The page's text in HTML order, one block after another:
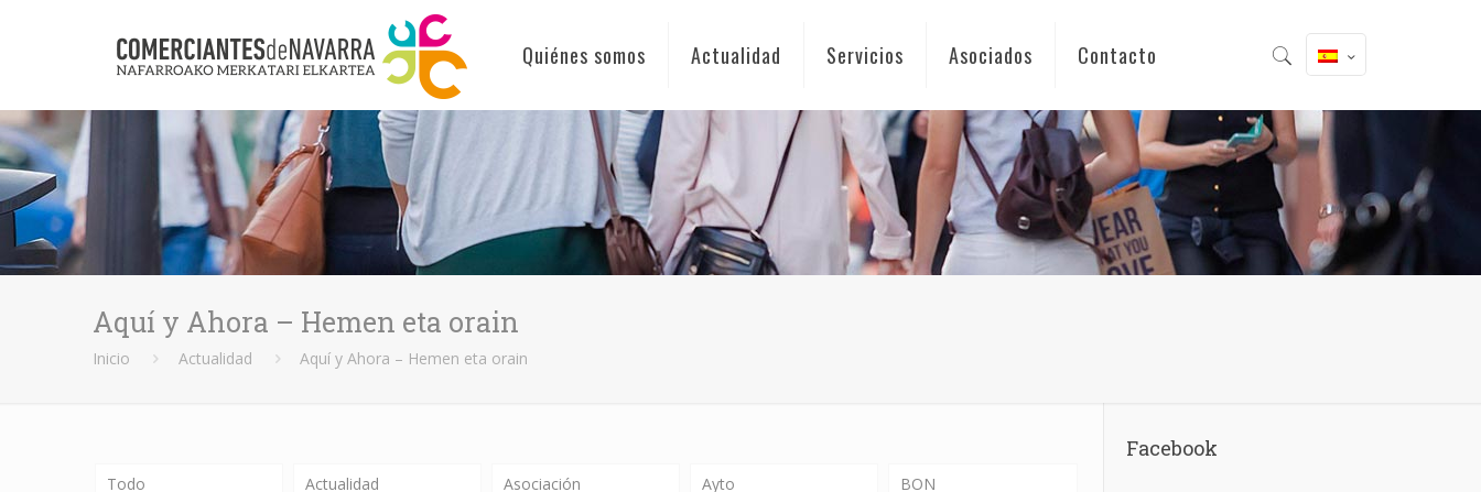
Quiénes somos Actualidad Servicios Asociados Contacto
Aquí y Ahora – Hemen eta orain
Inicio Actualidad Aquí y Ahora – Hemen eta orain
Todo Actualidad Asociación Ayto BON
Facebook